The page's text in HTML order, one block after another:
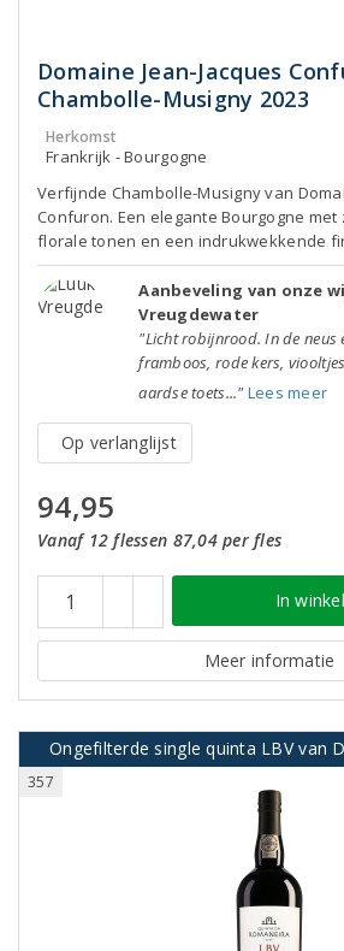
Domaine Jean-Jacques
Chambolle-Musigny 2023
Herkomst
Frankrijk - Bourgogne
Verfijnde Chambolle-Musigny van
Confuron. Een elegante Bourgogne
florale tonen en een indrukwekkende
Aanbeveling van onze
Vreugdewater
"Licht robijnrood. In de neus
framboos, rode kers,
aardse toets..." Lees meer
Op verlanglijst
94,95
Vanaf 12 flessen 87,04 per fles
In
Meer informatie
Ongefilterde single quinta LBV van
357